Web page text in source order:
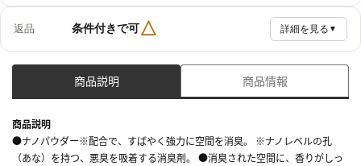
返品 条件付きで可△ 詳細を見る ▼
商品説明 商品情報
商品説明
●ナノパウダー※配合で、すばやく強力に空間を消臭。 ※ナノレベルの孔
（あな）を持つ、悪臭を吸着する消臭剤。 ●消臭された空間に、香りがしっ